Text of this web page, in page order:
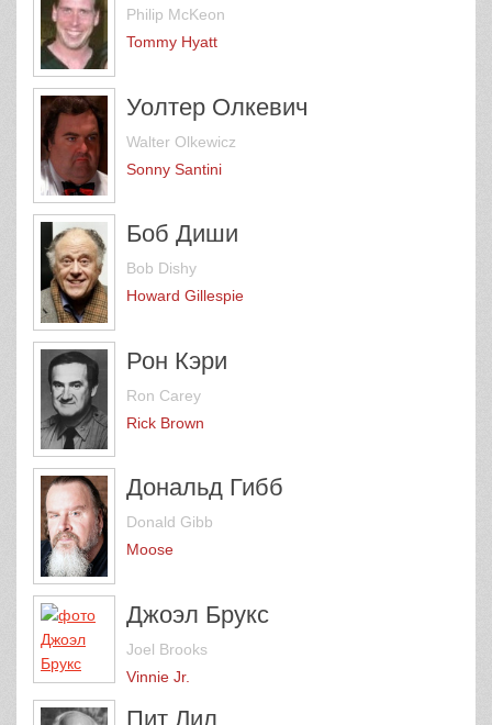
Philip McKeon
Tommy Hyatt
Уолтер Олкевич
Walter Olkewicz
Sonny Santini
Боб Диши
Bob Dishy
Howard Gillespie
Рон Кэри
Ron Carey
Rick Brown
Дональд Гибб
Donald Gibb
Moose
Джоэл Брукс
Joel Brooks
Vinnie Jr.
Пит Лил